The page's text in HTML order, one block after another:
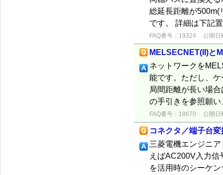
総延長距離が500m(
です。 詳細は下記
FAQ番号：19324 公開日
MELSECNET(II)と
ネットワークを
能です。ただし、
局間距離が長い場
の手引きを参照願
FAQ番号：18670 公開日
コネクタ／端子台
三菱電機エンジニ
えばAC200V入力
を活用時のシーケ